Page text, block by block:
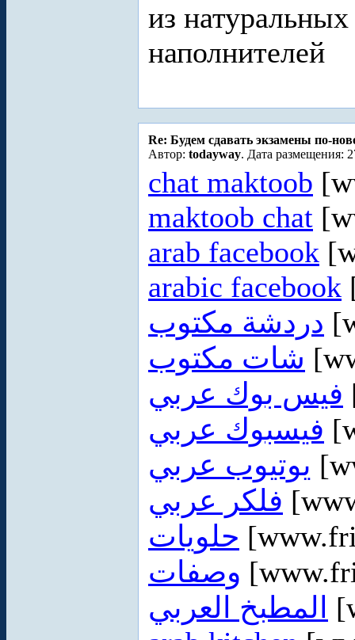
из
наполнителей
Re: Будем сдавать экзамены по-
Автор: todayway. Дата размещения:
chat maktoob
maktoob chat
arab facebook
arabic facebook
دردشة مكتوب
شات مكتوب
فيس بوك عربي
فيسبوك عربي
يوتيوب عربي
فلكر عربي
حلويات
وصفات
المطبخ العربي